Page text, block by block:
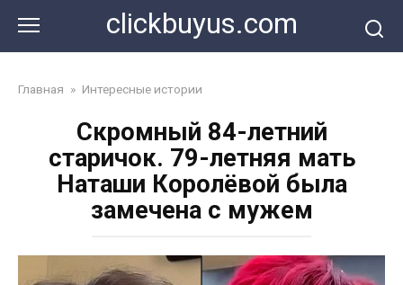
контенту
clickbuyus.com
Главная » Интересные истории
Скромный 84-летний
старичок. 79-летняя мать
Наташи Королёвой была
замечена с мужем